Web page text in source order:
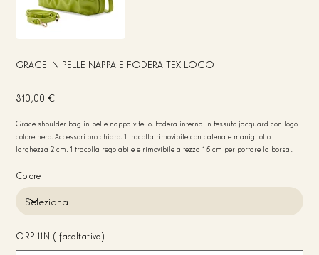
GRACE IN PELLE NAPPA E FODERA TEX LOGO
310,00 €
Grace shoulder bag in pelle nappa vitello. Fodera interna in tessuto jacquard con logo
colore nero. Accessori oro chiaro. 1 tracolla rimovibile con catena e manigliotto
larghezza 2 cm. 1 tracolla regolabile e rimovibile altezza 1.5 cm per portare la borsa
della borsa morbida. Made in Italy. Misure 26x19x11. Peso 320 gr.
Colore
ORPI11N (facoltativo)